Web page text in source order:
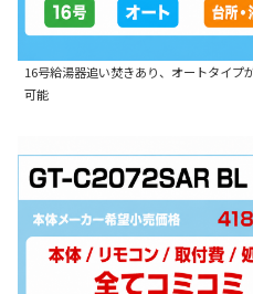
16号給湯器追い焚きあり、オートタイプ
可能